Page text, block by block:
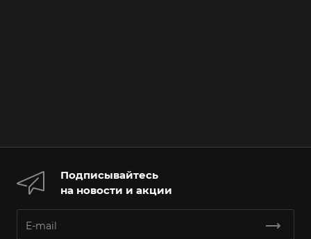
Подписывайтесь
на новости и акции